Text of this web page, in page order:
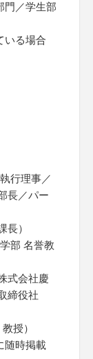
門／学生部
いる場合
行理事／
長／パー
長）
部 名誉教
式会社慶
締役社
授）
随時掲載